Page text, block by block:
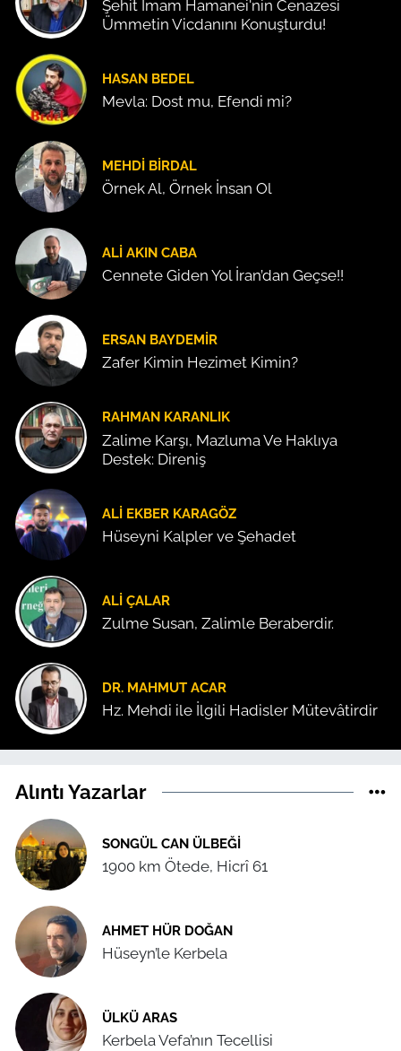
Şehit İmam Hamanei'nin Cenazesi
Ümmetin Vicdanını Konuşturdu!
HASAN BEDEL
Mevla: Dost mu, Efendi mi?
MEHDI BIRDAL
Örnek Al, Örnek İnsan Ol
ALI AKIN CABA
Cennete Giden Yol İran’dan Geçse!!
ERSAN BAYDEMIR
Zafer Kimin Hezimet Kimin?
RAHMAN KARANLIK
Zalime Karşı, Mazluma Ve Haklıya
Destek: Direniş
ALI EKBER KARAGÖZ
Hüseyni Kalpler ve Şehadet
ALI ÇALAR
Zulme Susan, Zalimle Beraberdir.
DR. MAHMUT ACAR
Hz. Mehdi ile İlgili Hadisler Mütevâtirdir
Alıntı Yazarlar
SONGÜL CAN ÜLBEĞI
1900 km Ötede, Hicrî 61
AHMET HÜR DOĞAN
Hüseyn’le Kerbela
ÜLKÜ ARAS
Kerbela Vefa’nın Tecellisi